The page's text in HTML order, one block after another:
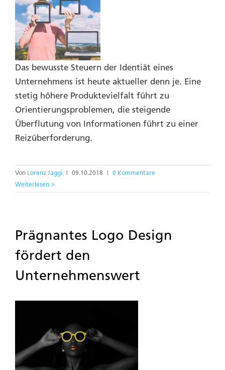
Das bewusste Steuern der Identiät eines
Unternehmens ist heute aktueller denn je. Eine
stetig höhere Produktevielfalt führt zu
Orientierungsproblemen, die steigende
Überflutung von Informationen führt zu einer
Reizüberforderung.
Von Lorenz Jaggi 09.10.2018
0 Kommentare
Weiterlesen
Prägnantes Logo Design
fördert den
Unternehmenswert